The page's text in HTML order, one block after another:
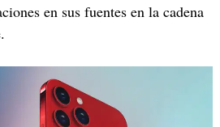
en sus fuentes en la cadena